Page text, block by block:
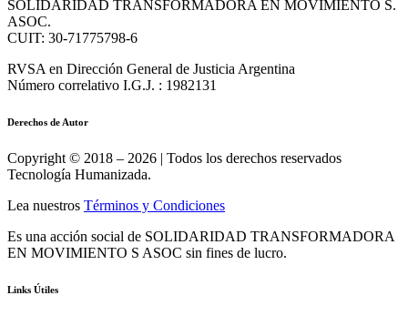
SOLIDARIDAD TRANSFORMADORA EN MOVIMIENTO S.
ASOC.
CUIT: 30-71775798-6
RVSA en Dirección General de Justicia Argentina
Número correlativo I.G.J. : 1982131
Derechos de Autor
Copyright © 2018 – 2026 | Todos los derechos reservados
Tecnología Humanizada.
Lea nuestros Términos y Condiciones
Es una acción social de SOLIDARIDAD TRANSFORMADORA
EN MOVIMIENTO S ASOC sin fines de lucro.
Links Útiles